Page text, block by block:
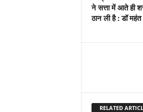
ने सत्ता में आते ही
ठान ली है : डॉ महंत
RELATED